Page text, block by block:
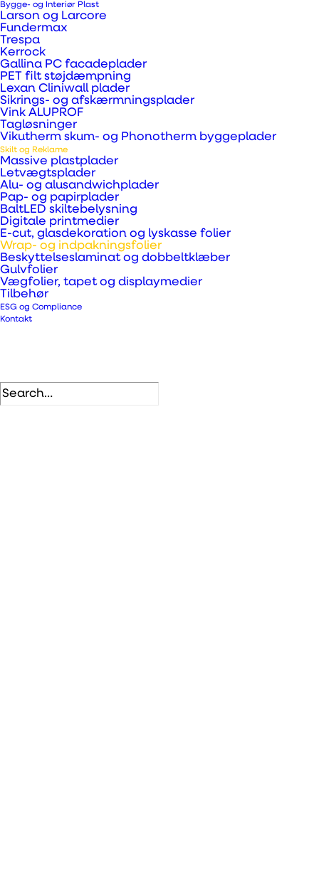
Bygge- og Interiør Plast
Larson og Larcore
Fundermax
Trespa
Kerrock
Gallina PC facadeplader
PET filt støjdæmpning
Lexan Cliniwall plader
Sikrings- og afskærmningsplader
Vink ALUPROF
Tagløsninger
Vikutherm skum- og Phonotherm byggeplader
Skilt og Reklame
Massive plastplader
Letvægtsplader
Alu- og alusandwichplader
Pap- og papirplader
BaltLED skiltebelysning
Digitale printmedier
E-cut, glasdekoration og lyskasse folier
Wrap- og indpakningsfolier
Beskyttelseslaminat og dobbeltklæber
Gulvfolier
Vægfolier, tapet og displaymedier
Tilbehør
ESG og Compliance
Kontakt
Folierne er udviklet til at være
montere, så de egner sig perfekt til
alt fra bilindpakning og
interiørdesign til midlertidige
kampagner og specialopgaver.
Formålet er at tilbyde løsninger, der
kombinerer æstetik, funktionalitet
og praktisk anvendelighed i én
samlet kategori.